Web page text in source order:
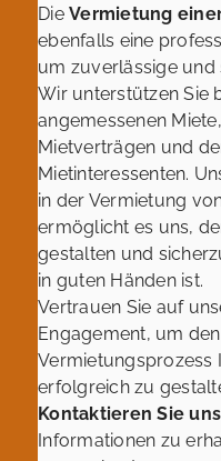
DieVermietung
ebenfalls eine
um zuverlässige und
Wir unterstützen Sie
angemessenen
Mietverträgen und
Mietinteressenten.
in der Vermietung
ermöglicht es uns,
gestalten und
in guten Händen ist.
Vertrauen Sie auf
Engagement, um
Vermietungsprozess
erfolgreich zu
Kontaktieren Sie
Informationen zu